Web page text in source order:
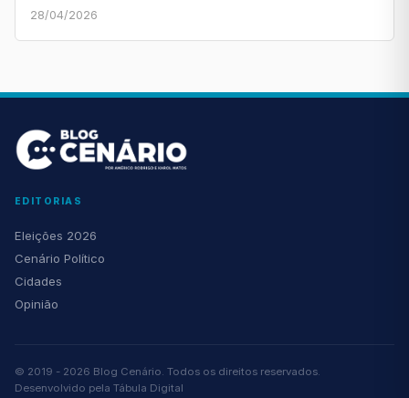
28/04/2026
EDITORIAS
Eleições 2026
Cenário Político
Cidades
Opinião
© 2019 - 2026 Blog Cenário. Todos os direitos reservados.
Desenvolvido pela Tábula Digital